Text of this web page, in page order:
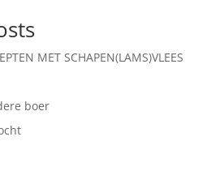
MET SCHAPEN(LAMS)VLEES
boer